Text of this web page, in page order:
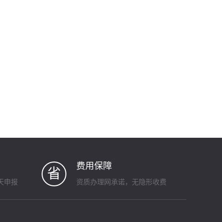
申报
省 费用保障
资质办理网承诺，无隐形收费